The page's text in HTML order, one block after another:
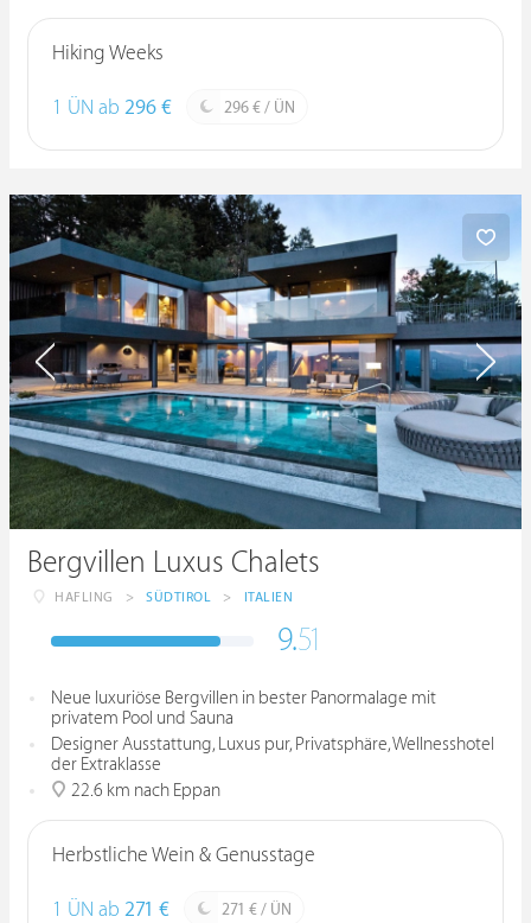
Hiking Weeks
1 ÜN ab 296 € 296 € / ÜN
Bergvillen Luxus Chalets
HAFLING > SÜDTIROL > ITALIEN
9.51
Neue luxuriöse Bergvillen in bester Panormalage mit
privatem Pool und Sauna
Designer Ausstattung, Luxus pur, Privatsphäre, Wellnesshotel
der Extraklasse
22.6 km nach Eppan
Herbstliche Wein & Genusstage
1 ÜN ab 271 € 271 € / ÜN